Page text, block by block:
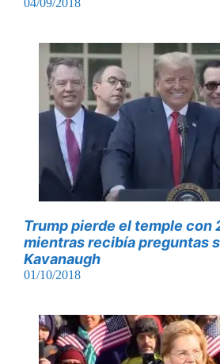
Trump pierde el temple con
mientras recibía preguntas
Kavanaugh
01/10/2018